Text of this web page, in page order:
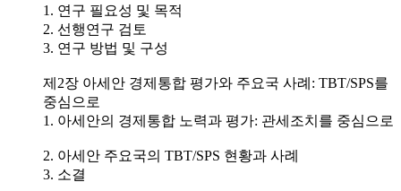
1. 연구 필요성 및 목적
2. 선행연구 검토
3. 연구 방법 및 구성
제2장 아세안 경제통합 평가와 주요국 사례: TBT/SPS를
중심으로
1. 아세안의 경제통합 노력과 평가: 관세조치를 중심으로
2. 아세안 주요국의 TBT/SPS 현황과 사례
3. 소결